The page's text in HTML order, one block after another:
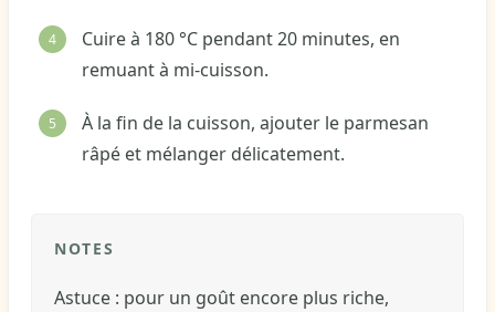
Cuire à 180 °C pendant 20 minutes, en
remuant à mi-cuisson.
À la fin de la cuisson, ajouter le parmesan
râpé et mélanger délicatement.
NOTES
Astuce : pour un goût encore plus riche,